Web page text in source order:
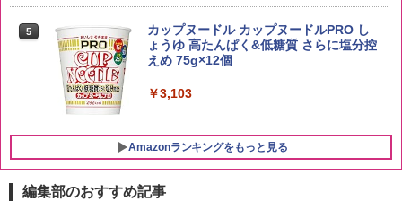
5
by Amazon 新潟県産 新潟のお米 無洗米
5kg
￥3,274
5
サントリー シングルモルト ウイスキー
白州 Story of the Distillery 2026 化粧箱
入 700ml
￥20,000
5
カップヌードル カップヌードルPRO し
ょうゆ 高たんぱく&低糖質 さらに塩分控
えめ 75g×12個
￥3,103
Amazonランキングをもっと見る
編集部のおすすめ記事